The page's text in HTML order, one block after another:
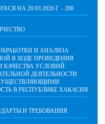
НА 20.03.2026 Г. - 200
И АНАЛИЗА
В ХОДЕ ПРОВЕДЕНИЯ
УСЛОВИЙ
ДЕЯТЕЛЬНОСТИ
В РЕСПУБЛИКЕ ХАКАСИЯ
И ТРЕБОВАНИЯ